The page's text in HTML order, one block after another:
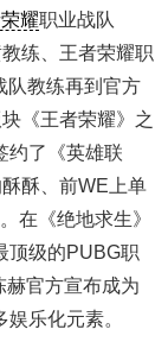
耀职业战队
练、王者荣耀职
队教练再到官方
《王者荣耀》之
约了《英雄联
酥、前WE上单
在《绝地求生》
顶级的PUBG职
赫官方宣布成为
乐化元素。